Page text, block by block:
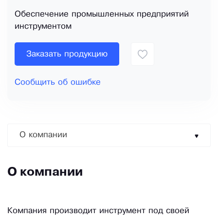
Обеспечение промышленных предприятий
инструментом
Заказать продукцию
Сообщить об ошибке
О компании
О компании
Компания производит инструмент под своей